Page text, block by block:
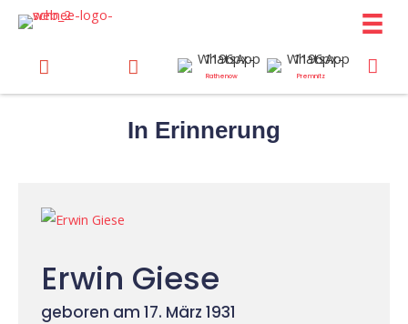
Zum
Inhalt
springen
Rathenow Premnitz
In Erinnerung
Erwin Giese
geboren am 17. März 1931